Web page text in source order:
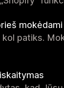
mokėdami
patiks.